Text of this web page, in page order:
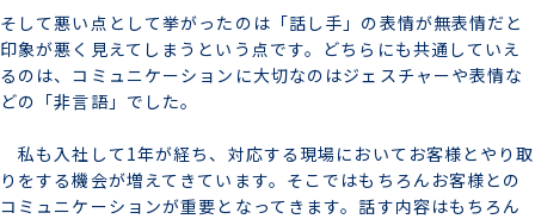
そして悪い点として挙がったのは「話し手」の表情が無表情だと
印象が悪く見えてしまうという点です。どちらにも共通していえ
るのは、コミュニケーションに大切なのはジェスチャーや表情な
どの「非言語」でした。
私も入社して1年が経ち、対応する現場においてお客様とやり取
りをする機会が増えてきています。そこではもちろんお客様との
コミュニケーションが重要となってきます。話す内容はもちろん